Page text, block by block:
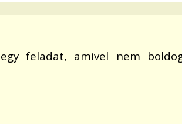
feladat, amivel nem